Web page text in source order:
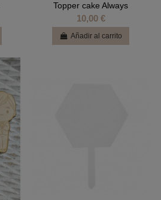
Topper cake Always
10,00 €
Añadir al carrito